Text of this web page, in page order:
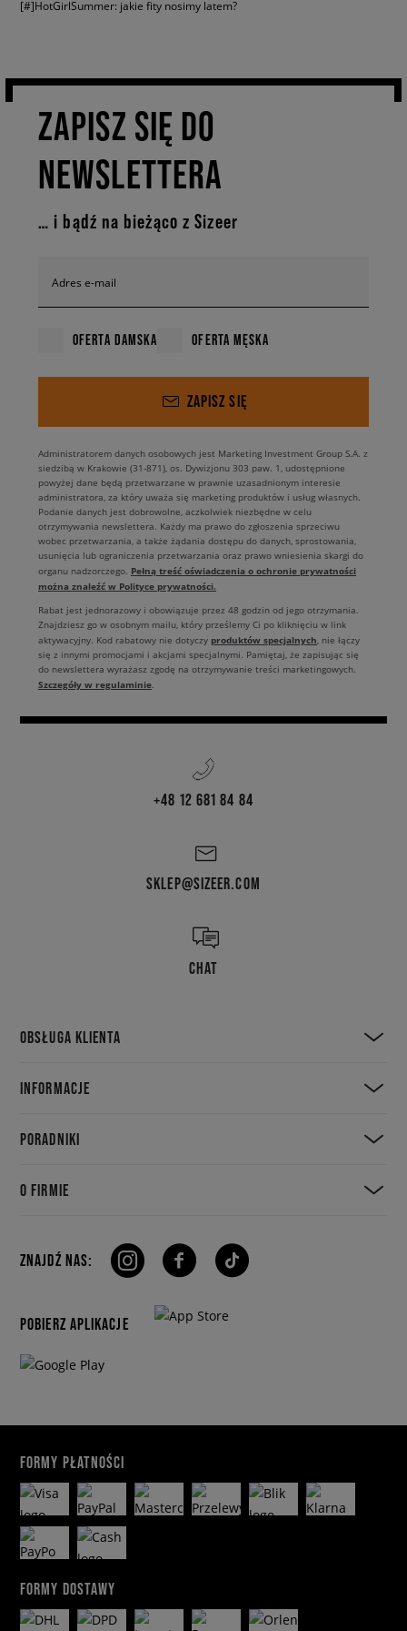
również o wisienkę na torcie Twojego setu. W jaki sposób możesz
shoulder bag, nerkę lub damski plecak. Nie tylko dopełnią outfit, ale
zaopatrz się w rękawiczki i inne elementy outfitu na ten sezon. A może
potrzebujesz skarpet damskich lub środków do pielęgnacji obuwia? U
nas dostępne są środki czyszczące, woski, impregnaty oraz dezodoranty
do butów. Sprawdź i przekonaj się, że w Sizeer skompletujesz cały look z
korzystaj z darmowej dostawy. Nie jesteś pewna co do wybieranego
rozmiaru? Bez obaw – u nas masz aż 30 dni na wymianę lub zwrot
[#]HotGirlSummer: jakie fity nosimy latem?
ZAPISZ SIĘ DO
NEWSLETTERA
… i bądź na bieżąco z Sizeer
Adres e-mail
OFERTA DAMSKA OFERTA MĘSKA
ZAPISZ SIĘ
Administratorem danych osobowych jest Marketing Investment Group S.A. z
siedzibą w Krakowie (31-871), os. Dywizjonu 303 paw. 1, udostępnione
powyżej dane będą przetwarzane w prawnie uzasadnionym interesie
administratora, za który uważa się marketing produktów i usług własnych.
Podanie danych jest dobrowolne, aczkolwiek niezbędne w celu
otrzymywania newslettera. Każdy ma prawo do zgłoszenia sprzeciwu
wobec przetwarzania, a także żądania dostępu do danych, sprostowania,
usunięcia lub ograniczenia przetwarzania oraz prawo wniesienia skargi do
organu nadzorczego. Pełną treść oświadczenia o ochronie prywatności
można znaleźć w Polityce prywatności.
Rabat jest jednorazowy i obowiązuje przez 48 godzin od jego otrzymania.
Znajdziesz go w osobnym mailu, który prześlemy Ci po kliknięciu w link
aktywacyjny. Kod rabatowy nie dotyczy produktów specjalnych , nie łączy
się z innymi promocjami i akcjami specjalnymi. Pamiętaj, że zapisując się
do newslettera wyrażasz zgodę na otrzymywanie treści marketingowych.
Szczegóły w regulaminie
+48 12 681 84 84
SKLEP@SIZEER.COM
CHAT
OBSŁUGA KLIENTA
INFORMACJE
PORADNIKI
O FIRMIE
ZNAJDŹ NAS:
POBIERZ APLIKACJE
FORMY PŁATNOŚCI
FORMY DOSTAWY